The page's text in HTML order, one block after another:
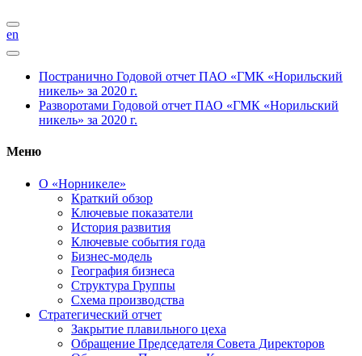
en
Постранично Годовой отчет ПАО «ГМК «Норильский
никель» за 2020 г.
Разворотами Годовой отчет ПАО «ГМК «Норильский
никель» за 2020 г.
Меню
О «Норникеле»
Краткий обзор
Ключевые показатели
История развития
Ключевые события года
Бизнес-модель
География бизнеса
Структура Группы
Схема производства
Стратегический отчет
Закрытие плавильного цеха
Обращение Председателя Совета Директоров